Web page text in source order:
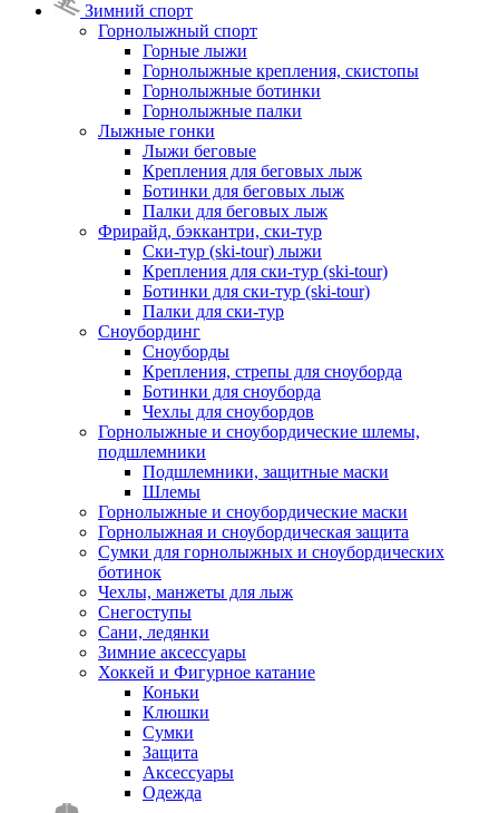
Зимний спорт
Горнолыжный спорт
Горные лыжи
Горнолыжные крепления, скистопы
Горнолыжные ботинки
Горнолыжные палки
Лыжные гонки
Лыжи беговые
Крепления для беговых лыж
Ботинки для беговых лыж
Палки для беговых лыж
Фрирайд, бэккантри, ски-тур
Ски-тур (ski-tour) лыжи
Крепления для ски-тур (ski-tour)
Ботинки для ски-тур (ski-tour)
Палки для ски-тур
Сноубординг
Сноуборды
Крепления, стрепы для сноуборда
Ботинки для сноуборда
Чехлы для сноубордов
Горнолыжные и сноубордические шлемы,
подшлемники
Подшлемники, защитные маски
Шлемы
Горнолыжные и сноубордические маски
Горнолыжная и сноубордическая защита
Сумки для горнолыжных и сноубордических
ботинок
Чехлы, манжеты для лыж
Снегоступы
Сани, ледянки
Зимние аксессуары
Хоккей и Фигурное катание
Коньки
Клюшки
Сумки
Защита
Аксессуары
Одежда